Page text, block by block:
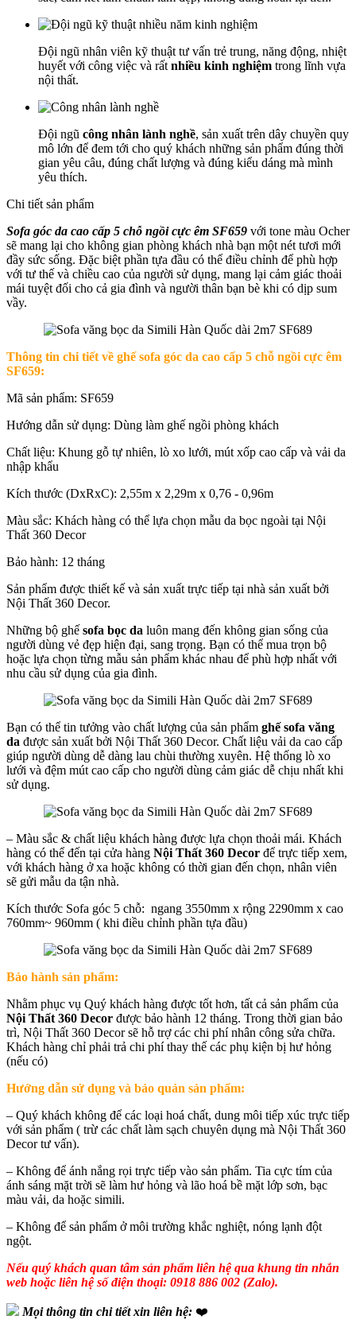
Đội ngũ nhân viên kỹ thuật tư vấn trẻ trung, năng động, nhiệt
huyết với công việc và rất nhiều kinh nghiệm trong lĩnh vựa
nội thất.
Đội ngũ công nhân lành nghề, sản xuất trên dây chuyền quy
mô lớn để đem tới cho quý khách những sản phẩm đúng thời
gian yêu câu, đúng chất lượng và đúng kiểu dáng mà mình
yêu thích.
Chi tiết sản phẩm
Sofa góc da cao cấp 5 chỗ ngồi cực êm SF659 với tone màu Ocher
sẽ mang lại cho không gian phòng khách nhà bạn một nét tươi mới
đầy sức sống. Đặc biệt phần tựa đầu có thể điều chỉnh để phù hợp
với tư thế và chiều cao của người sử dụng, mang lại cảm giác thoải
mái tuyệt đối cho cả gia đình và người thân bạn bè khi có dịp sum
vầy.
Thông tin chi tiết về ghế sofa góc da cao cấp 5 chỗ ngồi cực êm
SF659:
Mã sản phẩm: SF659
Hướng dẫn sử dụng: Dùng làm ghế ngồi phòng khách
Chất liệu: Khung gỗ tự nhiên, lò xo lưới, mút xốp cao cấp và vải da
nhập khẩu
Kích thước (DxRxC): 2,55m x 2,29m x 0,76 - 0,96m
Màu sắc: Khách hàng có thể lựa chọn mẫu da bọc ngoài tại Nội
Thất 360 Decor
Bảo hành: 12 tháng
Sản phẩm được thiết kế và sản xuất trực tiếp tại nhà sản xuất bởi
Nội Thất 360 Decor.
Những bộ ghế sofa bọc da luôn mang đến không gian sống của
người dùng vẻ đẹp hiện đại, sang trọng. Bạn có thể mua trọn bộ
hoặc lựa chọn từng mẫu sản phẩm khác nhau để phù hợp nhất với
nhu cầu sử dụng của gia đình.
Bạn có thể tin tưởng vào chất lượng của sản phẩm ghế sofa văng
da được sản xuất bởi Nội Thất 360 Decor. Chất liệu vải da cao cấp
giúp người dùng dễ dàng lau chùi thường xuyên. Hệ thống lò xo
lưới và đệm mút cao cấp cho người dùng cảm giác dễ chịu nhất khi
sử dụng.
– Màu sắc & chất liệu khách hàng được lựa chọn thoải mái. Khách
hàng có thể đến tại cửa hàng Nội Thất 360 Decor để trực tiếp xem,
với khách hàng ở xa hoặc không có thời gian đến chọn, nhân viên
sẽ gửi mẫu da tận nhà.
Kích thước Sofa góc 5 chỗ: ngang 3550mm x rộng 2290mm x cao
760mm~ 960mm ( khi điều chỉnh phần tựa đầu)
Bảo hành sản phẩm:
Nhằm phục vụ Quý khách hàng được tốt hơn, tất cả sản phẩm của
Nội Thất 360 Decor được bảo hành 12 tháng. Trong thời gian bảo
trì, Nội Thất 360 Decor sẽ hỗ trợ các chi phí nhân công sửa chữa.
Khách hàng chỉ phải trả chi phí thay thế các phụ kiện bị hư hỏng
(nếu có)
Hướng dẫn sử dụng và bảo quản sản phẩm:
– Quý khách không để các loại hoá chất, dung môi tiếp xúc trực tiếp
với sản phẩm ( trừ các chất làm sạch chuyên dụng mà Nội Thất 360
Decor tư vấn).
– Không để ánh nắng rọi trực tiếp vào sản phẩm. Tia cực tím của
ánh sáng mặt trời sẽ làm hư hỏng và lão hoá bề mặt lớp sơn, bạc
màu vải, da hoặc simili.
– Không để sản phẩm ở môi trường khắc nghiệt, nóng lạnh đột
ngột.
Nếu quý khách quan tâm sản phẩm liên hệ qua khung tin nhắn
web hoặc liên hệ số điện thoại: 0918 886 002 (Zalo).
Mọi thông tin chi tiết xin liên hệ: ❤️